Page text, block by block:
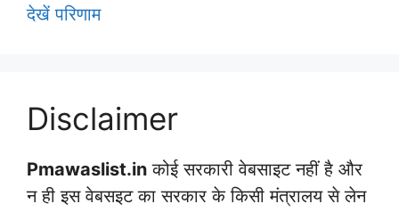
देखें परिणाम
Disclaimer
Pmawaslist.in कोई सरकारी वेबसाइट नहीं है और
न ही इस वेबसइट का सरकार के किसी मंत्रालय से लेन